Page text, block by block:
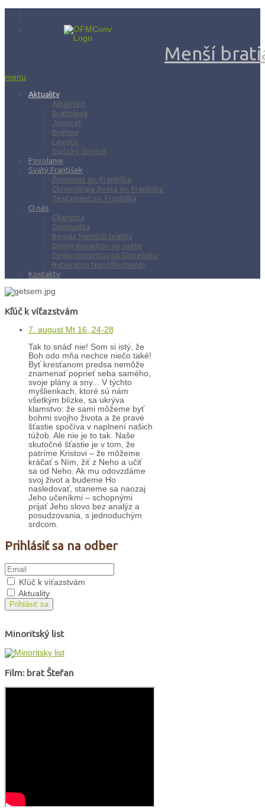
Menší
menu
Aktuality
Albánsko
Bratislava
Juniorát
Brehov
Levoča
Spišský Štvrtok
Povolanie
Svätý František
Životopis sv. Františka
Chronológia života sv. Františka
Testament sv. Františka
O nás
Charizma
Spiritualita
Regula Menších bratov
Dejiny minoritov vo svete
Dejiny minoritov na Slovensku
Rytierstvo Nepoškvrnenej
Kontakty
Kľúč k víťazstvám
7. august Mt 16, 24-28
Tak to snáď nie! Som si istý, že
Boh odo mňa nechce niečo také!
Byť kresťanom predsa nemôže
znamenať poprieť seba samého,
svoje plány a sny... V týchto
myšlienkach, ktoré sú nám
všetkým blízke, sa ukrýva
klamstvo: že sami môžeme byť
bohmi svojho života a že pravé
šťastie spočíva v naplnení našich
túžob. Ale nie je to tak. Naše
skutočné šťastie je v tom, že
patríme Kristovi – že môžeme
kráčať s Ním, žiť z Neho a učiť
sa od Neho. Ak mu odovzdáme
svoj život a budeme Ho
nasledovať, staneme sa naozaj
Jeho učeníkmi – schopnými
prijať Jeho slovo bez analýz a
posudzovania, s jednoduchým
srdcom.
Prihlásiť sa na odber
Kľúč k víťazstvám
Aktuality
Prihlásiť sa
Minoritský list
Film: brat Štefan